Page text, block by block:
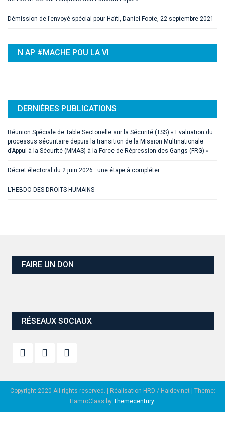
Démission de l’envoyé spécial pour Haïti, Daniel Foote, 22 septembre 2021
N AP #MACHE POU LA VI
DERNIÈRES PUBLICATIONS
Réunion Spéciale de Table Sectorielle sur la Sécurité (TSS) « Evaluation du
processus sécuritaire depuis la transition de la Mission Multinationale
d’Appui à la Sécurité (MMAS) à la Force de Répression des Gangs (FRG) »
Décret électoral du 2 juin 2026 : une étape à compléter
L’HEBDO DES DROITS HUMAINS
FAIRE UN DON
RÉSEAUX SOCIAUX
Copyright 2020 All rights reserved. | Réalisation HRD / Haidev.net | Theme:
HamroClass by Themecentury.